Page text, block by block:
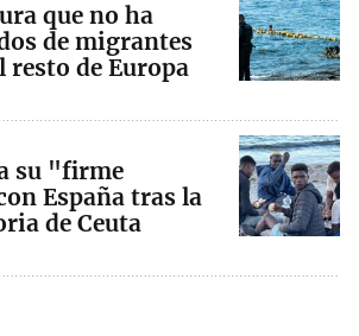
que no ha
de migrantes
resto de Europa
su "firme
España tras la
de Ceuta